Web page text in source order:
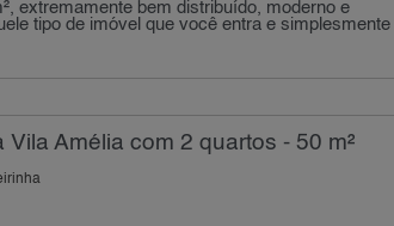
extremamente bem distribuído, moderno e
tipo de imóvel que você entra e simplesmente
Amélia com 2 quartos - 50 m²